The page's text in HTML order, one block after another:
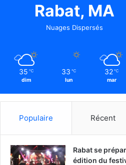
Rabat, MA
Nuages Dispersés
35 ℃
dim
33 ℃
lun
32 ℃
mar
Populaire Récent
Rabat se
édition du